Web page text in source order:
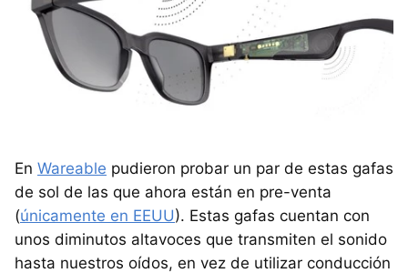
En Wareable pudieron probar un par de estas gafas
de sol de las que ahora están en pre-venta
(únicamente en EEUU). Estas gafas cuentan con
unos diminutos altavoces que transmiten el sonido
hasta nuestros oídos, en vez de utilizar conducción